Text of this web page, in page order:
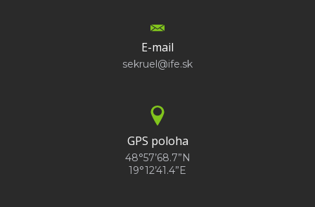
E-mail
sekruel@ife.sk
GPS poloha
48°57’68.7”N
19°12’41.4”E